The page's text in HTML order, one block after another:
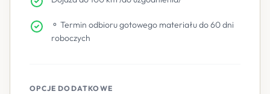
⚬ Termin odbioru gotowego materiału do 60 dni
roboczych
OPCJE DODATKOWE